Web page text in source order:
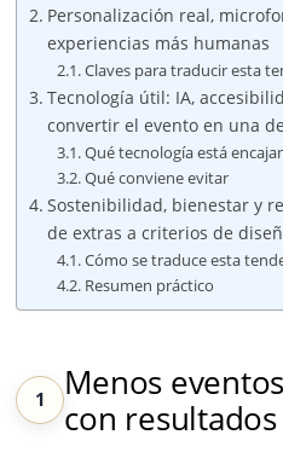
Personalización real,
experiencias más humanas
Claves para traducir esta
Tecnología útil: IA,
convertir el evento en una
Qué tecnología está
Qué conviene evitar
Sostenibilidad, bienestar y
de extras a criterios de
Cómo se traduce esta
Resumen práctico
Menos
con